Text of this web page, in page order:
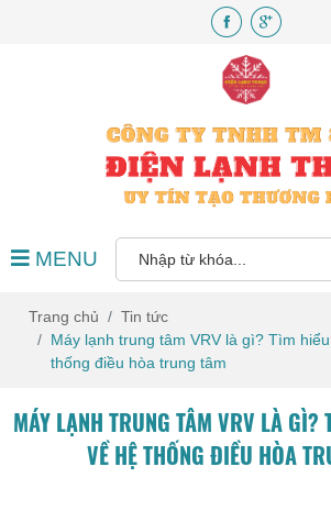
MENU
Trang chủ
Tin tức
Máy lạnh trung tâm VRV là gì? Tìm
thống điều hòa trung tâm
MÁY LẠNH TRUNG TÂM VRV LÀ
VỀ HỆ THỐNG ĐIỀU HÒA